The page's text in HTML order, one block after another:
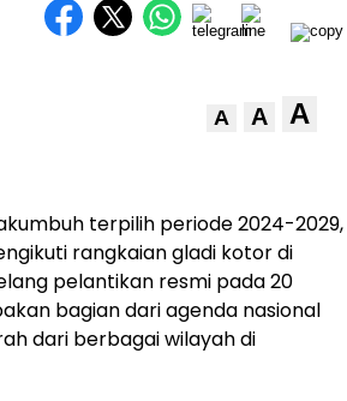
A A A
terpilih periode 2024-2029,
rangkaian gladi kotor di
pelantikan resmi pada 20
bagian dari agenda nasional
dari berbagai wilayah di